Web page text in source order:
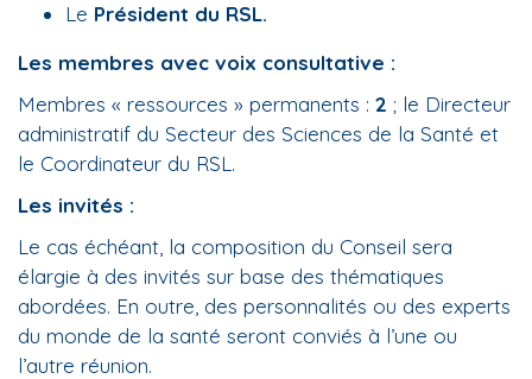
Le Président du RSL.
Les membres avec voix consultative :
Membres « ressources » permanents : 2 ; le Directeur
administratif du Secteur des Sciences de la Santé et
le Coordinateur du RSL.
Les invités :
Le cas échéant, la composition du Conseil sera
élargie à des invités sur base des thématiques
abordées. En outre, des personnalités ou des experts
du monde de la santé seront conviés à l’une ou
l’autre réunion.